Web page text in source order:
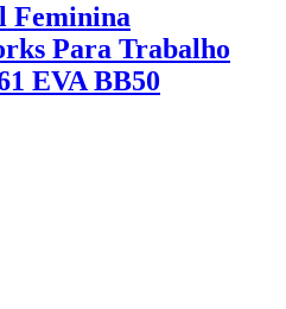
Feminina
Para Trabalho
EVA BB50